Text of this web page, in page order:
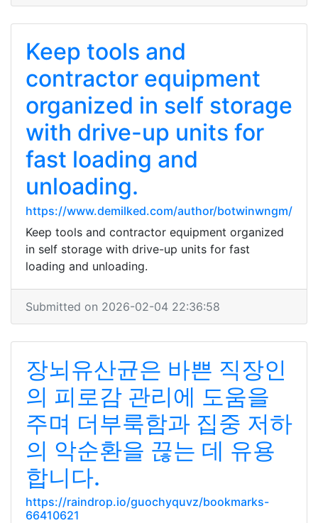
Keep tools and
contractor equipment
organized in self storage
with drive-up units for
fast loading and
unloading.
https://www.demilked.com/author/botwinwngm/
Keep tools and contractor equipment organized
in self storage with drive-up units for fast
loading and unloading.
Submitted on 2026-02-04 22:36:58
장뇌유산균은 바쁜 직장인
의 피로감 관리에 도움을
주며 더부룩함과 집중 저하
의 악순환을 끊는 데 유용
합니다.
https://raindrop.io/guochyquvz/bookmarks-
66410621